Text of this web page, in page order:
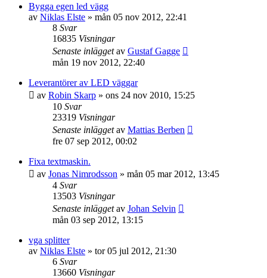
Bygga egen led vägg
av Niklas Elste » mån 05 nov 2012, 22:41
8 Svar
16835 Visningar
Senaste inläggetav Gustaf Gagge
mån 19 nov 2012, 22:40
Leverantörer av LED väggar
av Robin Skarp » ons 24 nov 2010, 15:25
10 Svar
23319 Visningar
Senaste inläggetav Mattias Berben
fre 07 sep 2012, 00:02
Fixa textmaskin.
av Jonas Nimrodsson » mån 05 mar 2012, 13:45
4 Svar
13503 Visningar
Senaste inläggetav Johan Selvin
mån 03 sep 2012, 13:15
vga splitter
av Niklas Elste » tor 05 jul 2012, 21:30
6 Svar
13660 Visningar